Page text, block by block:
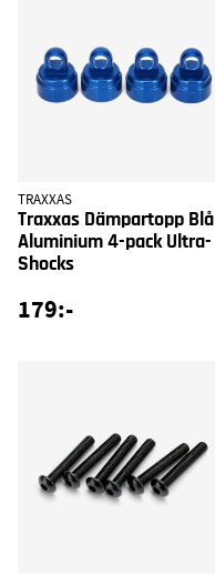
TRAXXAS
Traxxas Dämpartopp Blå
Aluminium 4-pack Ultra-
Shocks
179:-